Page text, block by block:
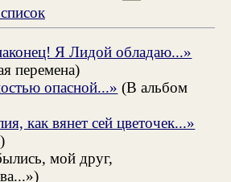
Я Лидой обладаю...»
перемена)
опасной...» (В альбом
как вянет сей цветочек...»
мой друг,